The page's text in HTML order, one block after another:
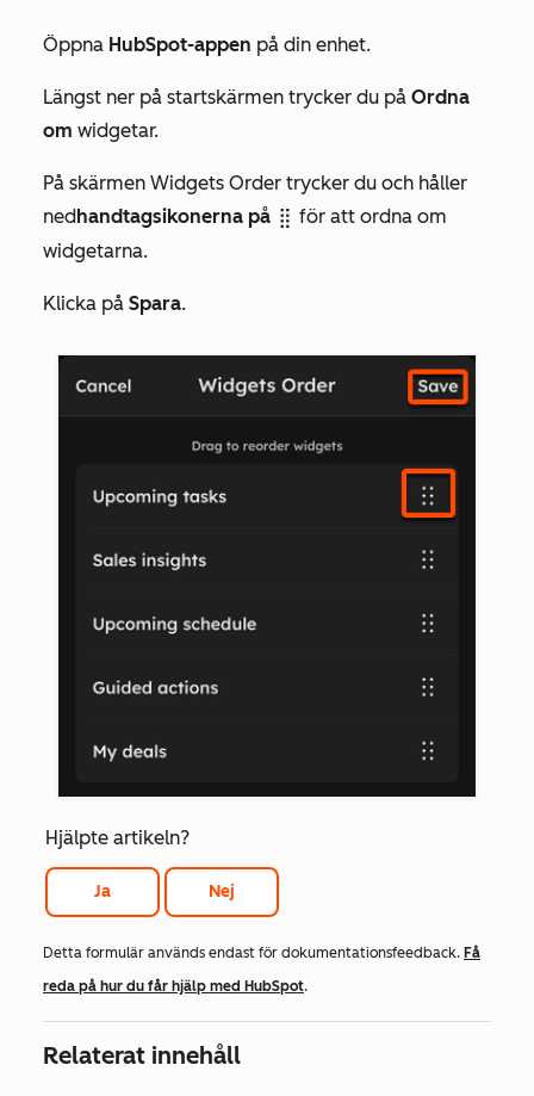
Öppna HubSpot-appen på din enhet.
Längst ner på startskärmen trycker du på Ordna
om widgetar.
På skärmen Widgets Order trycker du och håller
nedhandtagsikonerna på dragHandleIcon för att ordna om
widgetarna.
Klicka på Spara.
Hjälpte artikeln?
Ja Nej
Detta formulär används endast för dokumentationsfeedback. Få
reda på hur du får hjälp med HubSpot.
Relaterat innehåll